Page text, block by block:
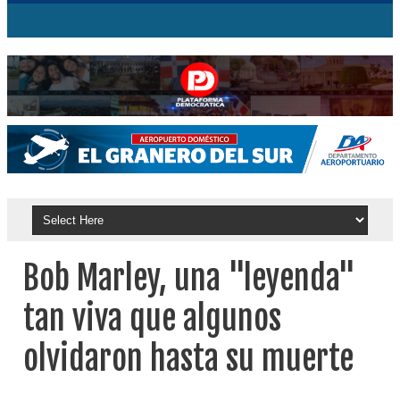
Bob Marley, una "leyenda"
tan viva que algunos
olvidaron hasta su muerte